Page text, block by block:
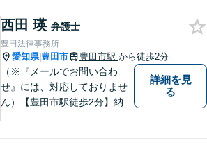
問題、税務訴訟、行政事件で
悩んでいる方はお気軽にご相
談ください。
西田 瑛 弁護士
豊田法律事務所
愛知県|豊田市 豊田市駅 から徒歩2分
（※『メールでお問い合わ
せ』には、対応しておりませ
ん）【豊田市駅徒歩2分】納得
詳細を見
る